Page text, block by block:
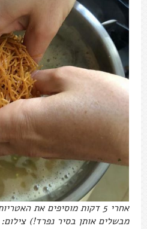
אחרי 5 דקות מוסיפים את
מבשלים אותן בסיר נפרד!)